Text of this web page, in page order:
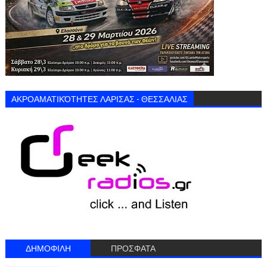
ΑΚΡΟΑΜΑΤΙΚΌΤΗΤΕΣ ΛΑΡΙΣΑΣ - ΘΕΣΣΑΛΙΑΣ
ΔΗΜΟΦΙΛΗ ΠΡΟΣΦΑΤΑ